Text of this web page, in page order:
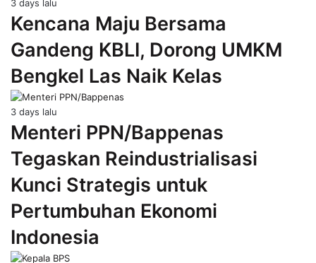
3 days lalu
Kencana Maju Bersama
Gandeng KBLI, Dorong UMKM
Bengkel Las Naik Kelas
3 days lalu
Menteri PPN/Bappenas
Tegaskan Reindustrialisasi
Kunci Strategis untuk
Pertumbuhan Ekonomi
Indonesia